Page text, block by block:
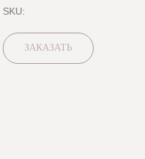
SKU:
ЗАКАЗАТЬ